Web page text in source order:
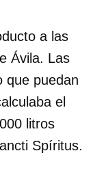
a las
Ávila. Las
que puedan
el
litros
Spíritus.